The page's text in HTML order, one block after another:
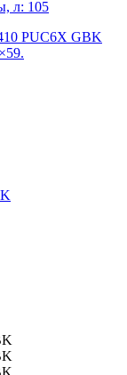
л: 105
PUC6X GBK